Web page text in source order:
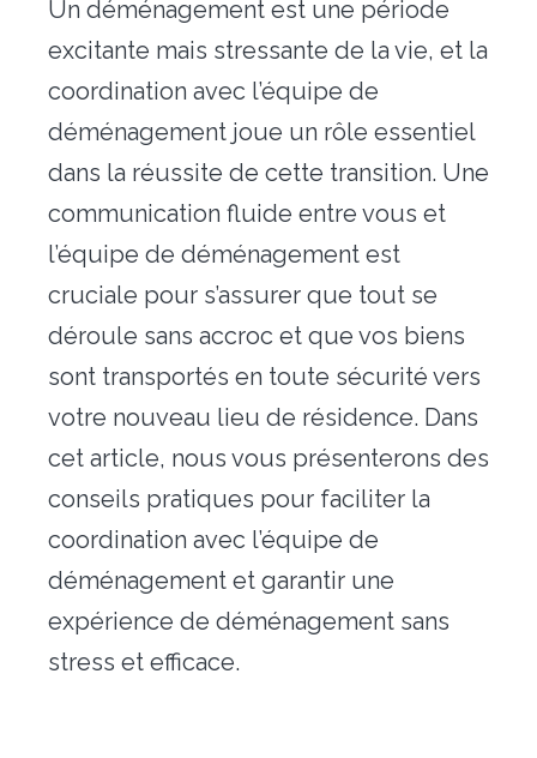
Déménagement particulier & collaborateur
Déménagement militaire – PFMD Officielle
Transfert de bureaux
Conciergerie
Nos outils
Contact
Un déménagement est une période
excitante mais stressante de la vie, et la
coordination avec l’équipe de
déménagement joue un rôle essentiel
dans la réussite de cette transition. Une
communication fluide entre vous et
l’équipe de déménagement est
cruciale pour s’assurer que tout se
déroule sans accroc et que vos biens
sont transportés en toute sécurité vers
votre nouveau lieu de résidence. Dans
cet article, nous vous présenterons des
conseils pratiques pour faciliter la
coordination avec l’équipe de
déménagement et garantir une
expérience de déménagement sans
stress et efficace.